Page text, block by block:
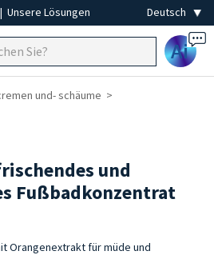
| Unsere Lösungen
Ai
und- schäume
und
Fußbadkonzentrat
Orangenextrakt für müde und